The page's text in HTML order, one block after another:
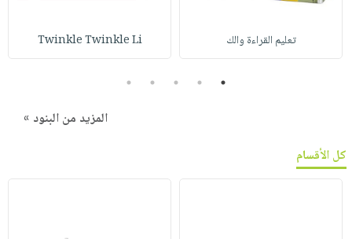
تعليم القراءة والك Twinkle Twinkle Li
1
2
3
4
5
المزيد من البنود »
كل الأقسام